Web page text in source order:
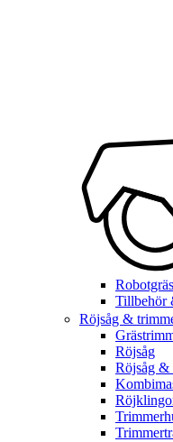
Tillbehör
Röjsåg &
Röjsåg
Röjsåg &